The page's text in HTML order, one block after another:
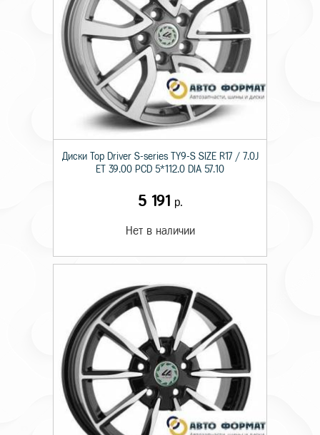
Диски Top Driver S-series TY9-S SIZE R17 / 7.0J
ET 39.00 PCD 5*112.0 DIA 57.10
5 191 р.
Нет в наличии